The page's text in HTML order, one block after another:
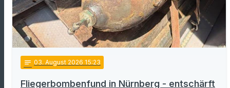
notes 03. August 2026 15:23
Fliegerbombenfund in Nürnberg - entschärft